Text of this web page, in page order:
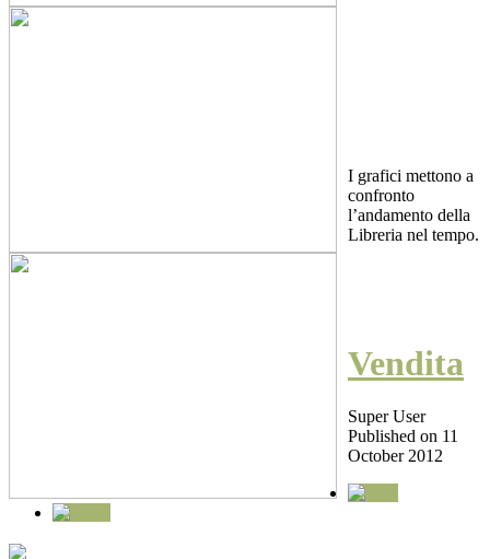
I grafici mettono a
confronto
l’andamento della
Libreria nel tempo.
Vendita
Super User
Published on 11
October 2012